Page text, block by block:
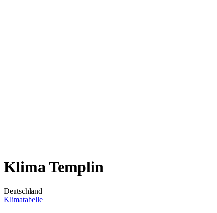
Klima Templin
Deutschland
Klimatabelle